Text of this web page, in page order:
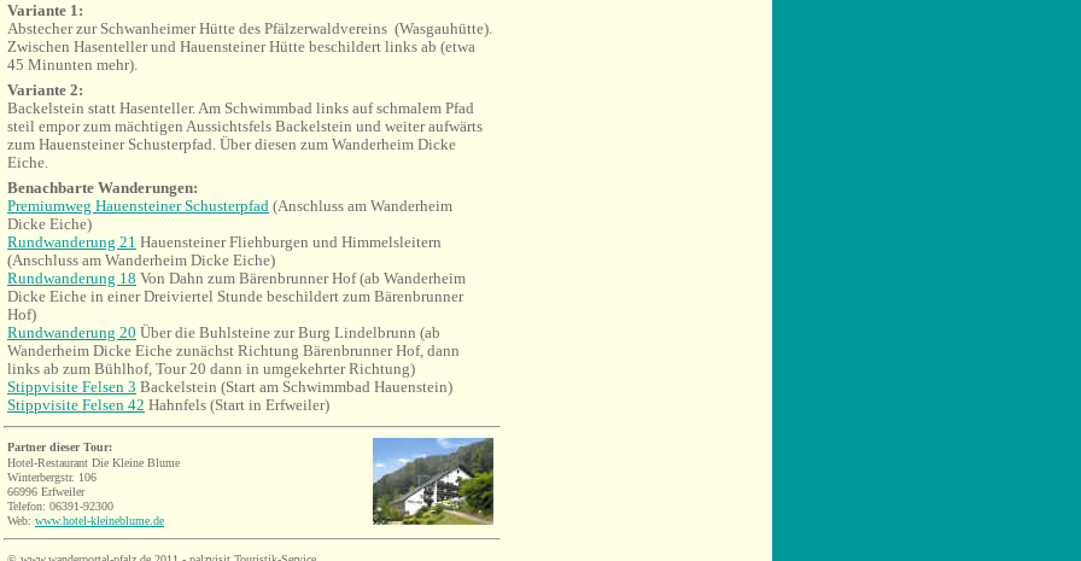
Variante 1:
Abstecher zur SchwanheimerHütte des Pfälzerwaldvereins (Wasgauhütte).
Zwischen Hasenteller und Hauensteiner Hütte beschildert links ab (etwa
45 Minunten mehr).
Variante 2:
Backelstein statt Hasenteller. Am Schwimmbad links auf schmalem Pfad
steil empor zum mächtigen Aussichtsfels Backelstein und weiter aufwärts
zum Hauensteiner Schusterpfad. Über diesen zum Wanderheim Dicke
Eiche.
Benachbarte Wanderungen:
Premiumweg Hauensteiner Schusterpfad (Anschluss am Wanderheim
Dicke Eiche)
Rundwanderung 21 Hauensteiner Fliehburgen und Himmelsleitern
(Anschluss am Wanderheim Dicke Eiche)
Rundwanderung 18 Von Dahn zum BärenbrunnerHof (ab Wanderheim
Dicke Eiche in einer Dreiviertel Stunde beschildert zum Bärenbrunner
Hof)
Rundwanderung 20 Über die Buhlsteine zur Burg Lindelbrunn (ab
Wanderheim Dicke Eiche zunächst Richtung Bärenbrunner Hof, dann
links ab zum Bühlhof, Tour 20 dann in umgekehrter Richtung)
Stippvisite Felsen 3 Backelstein (Start am Schwimmbad Hauenstein)
Stippvisite Felsen 42 Hahnfels (Start in Erfweiler)
Partner dieser Tour:
Hotel-Restaurant Die Kleine Blume
Winterbergstr. 106
66996 Erfweiler
Telefon: 06391-92300
Web: www.hotel-kleineblume.de